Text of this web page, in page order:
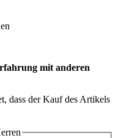
mit anderen
dass der Kauf des Artikels